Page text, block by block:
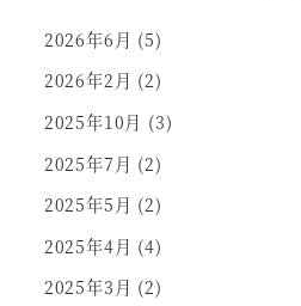
2026年6月 (5)
2026年2月 (2)
2025年10月 (3)
2025年7月 (2)
2025年5月 (2)
2025年4月 (4)
2025年3月 (2)